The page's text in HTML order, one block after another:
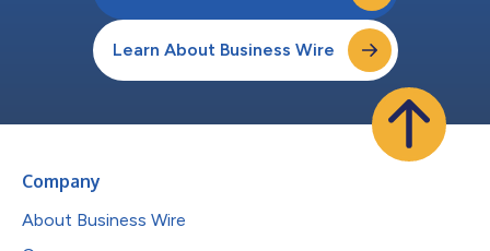
Learn About Business Wire
Company
About Business Wire